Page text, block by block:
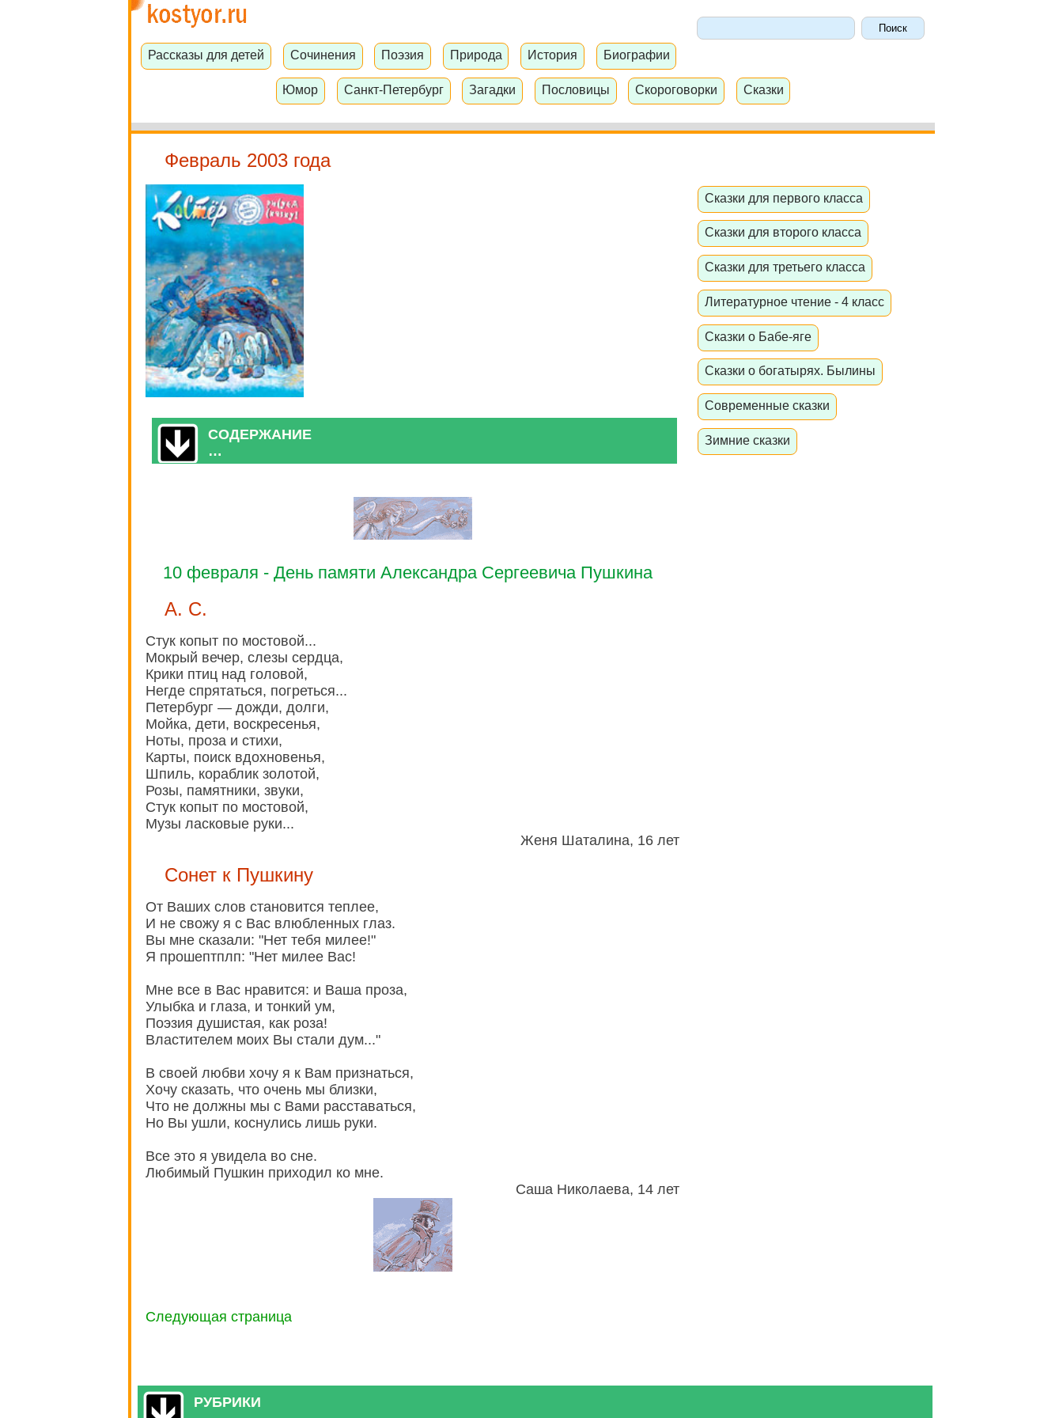
Рассказы для детей Сочинения Поэзия Природа История Биографии
Юмор Санкт-Петербург Загадки Пословицы Скороговорки Сказки
Февраль 2003 года
СОДЕРЖАНИЕ
…
10 февраля - День памяти Александра Сергеевича Пушкина
А. С.
Стук копыт по мостовой...
Мокрый вечер, слезы сердца,
Крики птиц над головой,
Негде спрятаться, погреться...
Петербург — дожди, долги,
Мойка, дети, воскресенья,
Ноты, проза и стихи,
Карты, поиск вдохновенья,
Шпиль, кораблик золотой,
Розы, памятники, звуки,
Стук копыт по мостовой,
Музы ласковые руки...
Женя Шаталина, 16 лет
Сонет к Пушкину
От Ваших слов становится теплее,
И не свожу я с Вас влюбленных глаз.
Вы мне сказали: "Нет тебя милее!"
Я прошептплп: "Нет милее Вас!
Мне все в Вас нравится: и Ваша проза,
Улыбка и глаза, и тонкий ум,
Поэзия душистая, как роза!
Властителем моих Вы стали дум..."
В своей любви хочу я к Вам признаться,
Хочу сказать, что очень мы близки,
Что не должны мы с Вами расставаться,
Но Вы ушли, коснулись лишь руки.
Все это я увидела во сне.
Любимый Пушкин приходил ко мне.
Саша Николаева, 14 лет
Следующая страница
Сказки для первого класса
Сказки для второго класса
Сказки для третьего класса
Литературное чтение - 4 класс
Сказки о Бабе-яге
Сказки о богатырях. Былины
Современные сказки
Зимние сказки
РУБРИКИ